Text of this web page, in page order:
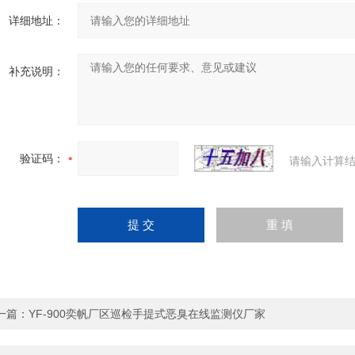
详细地址：
补充说明：
验证码： 请输入计算
篇： YF-900奕帆厂区巡检手提式恶臭在线监测仪厂家